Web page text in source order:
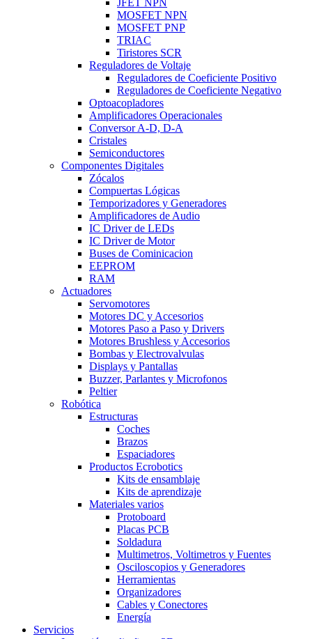
MOSFET NPN
MOSFET PNP
TRIAC
Tiristores SCR
Reguladores de Voltaje
Reguladores de Coeficiente Positivo
Reguladores de Coeficiente Negativo
Optoacopladores
Amplificadores Operacionales
Conversor A-D, D-A
Cristales
Semiconductores
Componentes Digitales
Zócalos
Compuertas Lógicas
Temporizadores y Generadores
Amplificadores de Audio
IC Driver de LEDs
IC Driver de Motor
Buses de Cominicacion
EEPROM
RAM
Actuadores
Servomotores
Motores DC y Accesorios
Motores Paso a Paso y Drivers
Motores Brushless y Accesorios
Bombas y Electrovalvulas
Displays y Pantallas
Buzzer, Parlantes y Microfonos
Peltier
Robótica
Estructuras
Coches
Brazos
Espaciadores
Productos Ecrobotics
Kits de ensamblaje
Kits de aprendizaje
Materiales varios
Protoboard
Placas PCB
Soldadura
Multimetros, Voltimetros y Fuentes
Osciloscopios y Generadores
Herramientas
Organizadores
Cables y Conectores
Energía
Servicios